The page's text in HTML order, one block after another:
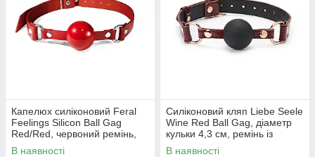
Капелюх силіконовий Feral
Feelings Silicon Ball Gag
Red/Red, червоний ремінь,
червона кулька
В наявності
Силіконовий кляп Liebe Seele
Wine Red Ball Gag, діаметр
кульки 4,3 см, ремінь із
натуральної шкіри
В наявності